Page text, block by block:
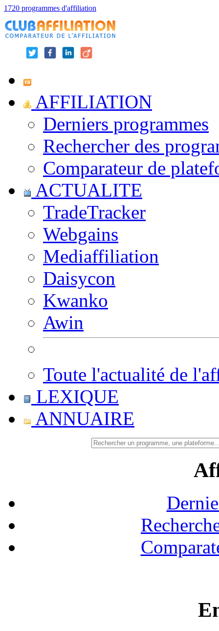
1720 programmes d'affiliation
AFFILIATION
Derniers programmes
Rechercher des
Comparateur de
ACTUALITE
TradeTracker
Webgains
Mediaffiliation
Daisycon
Kwanko
Awin
Toute l'actualité de
LEXIQUE
ANNUAIRE